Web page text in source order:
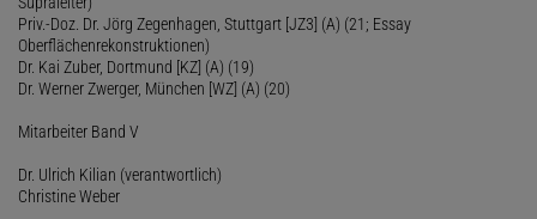
Priv.-Doz. Dr. Jörg Zegenhagen, Stuttgart [JZ3] (A) (21; Essay
Oberflächenrekonstruktionen)
Dr. Kai Zuber, Dortmund [KZ] (A) (19)
Dr. Werner Zwerger, München [WZ] (A) (20)
Mitarbeiter Band V
Dr. Ulrich Kilian (verantwortlich)
Christine Weber